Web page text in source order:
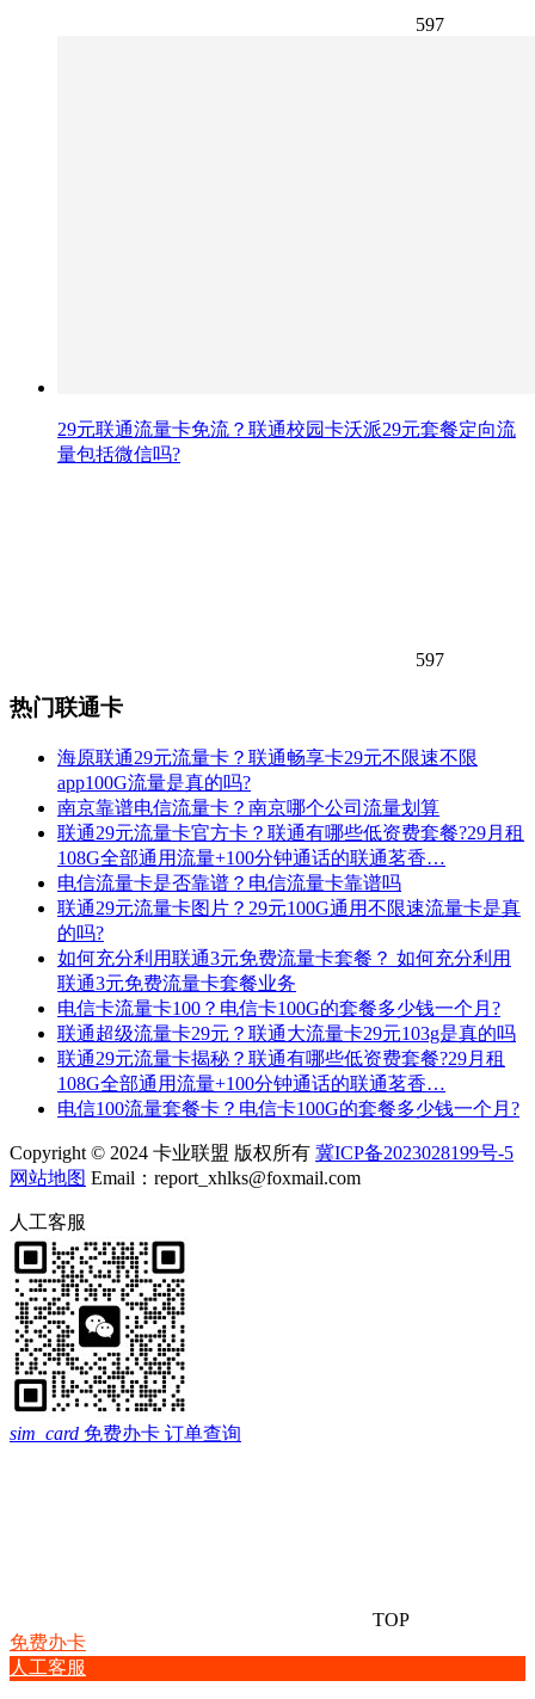
597
29元联通流量卡免流？联通校园卡沃派29元套餐定向流
量包括微信吗?
597
热门联通卡
海原联通29元流量卡？联通畅享卡29元不限速不限
app100G流量是真的吗?
南京靠谱电信流量卡？南京哪个公司流量划算
联通29元流量卡官方卡？联通有哪些低资费套餐?29月租
108G全部通用流量+100分钟通话的联通茗香…
电信流量卡是否靠谱？电信流量卡靠谱吗
联通29元流量卡图片？29元100G通用不限速流量卡是真
的吗?
如何充分利用联通3元免费流量卡套餐？ 如何充分利用
联通3元免费流量卡套餐业务
电信卡流量卡100？电信卡100G的套餐多少钱一个月?
联通超级流量卡29元？联通大流量卡29元103g是真的吗
联通29元流量卡揭秘？联通有哪些低资费套餐?29月租
108G全部通用流量+100分钟通话的联通茗香…
电信100流量套餐卡？电信卡100G的套餐多少钱一个月?
Copyright © 2024 卡业联盟 版权所有 冀ICP备2023028199号-5
网站地图 Email：report_xhlks@foxmail.com
人工客服
sim_card 免费办卡 订单查询
TOP
免费办卡
人工客服